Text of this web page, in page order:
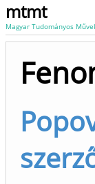
mtmt
Magyar Tudományos